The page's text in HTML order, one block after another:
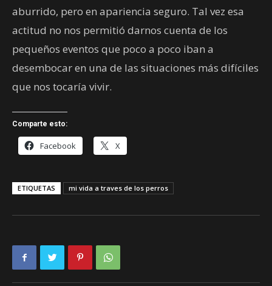
aburrido, pero en apariencia seguro. Tal vez esa
actitud no nos permitió darnos cuenta de los
pequeños eventos que poco a poco iban a
desembocar en una de las situaciones más difíciles
que nos tocaría vivir.
Comparte esto:
Facebook X
ETIQUETAS mi vida a traves de los perros